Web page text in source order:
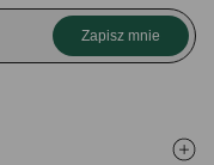
Zapisz mnie